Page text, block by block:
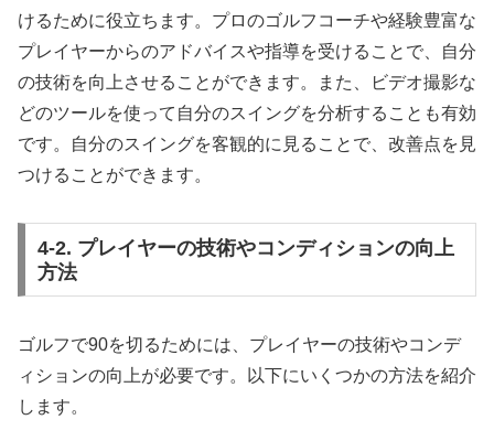
けるために役立ちます。プロのゴルフコーチや経験豊富な
プレイヤーからのアドバイスや指導を受けることで、自分
の技術を向上させることができます。また、ビデオ撮影な
どのツールを使って自分のスイングを分析することも有効
です。自分のスイングを客観的に見ることで、改善点を見
つけることができます。
4-2. プレイヤーの技術やコンディションの向上
方法
ゴルフで90を切るためには、プレイヤーの技術やコンデ
ィションの向上が必要です。以下にいくつかの方法を紹介
します。